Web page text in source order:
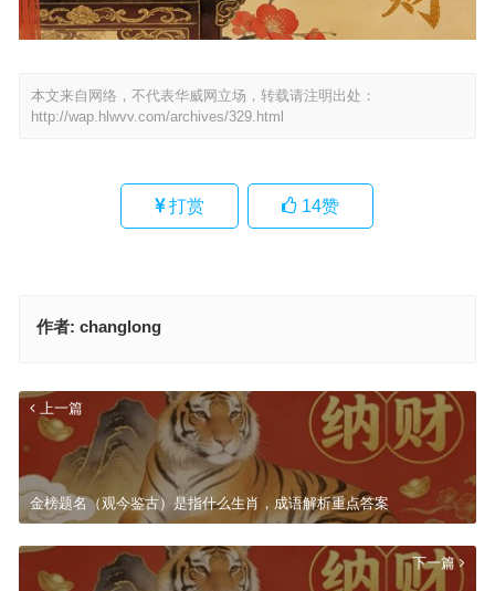
本文来自网络，不代表华威网立场，转载请注明出处：
http://wap.hlwvv.com/archives/329.html
打赏 14赞
作者: changlong
上一篇
金榜题名（观今鉴古）是指什么生肖，成语解析重点答案
下一篇